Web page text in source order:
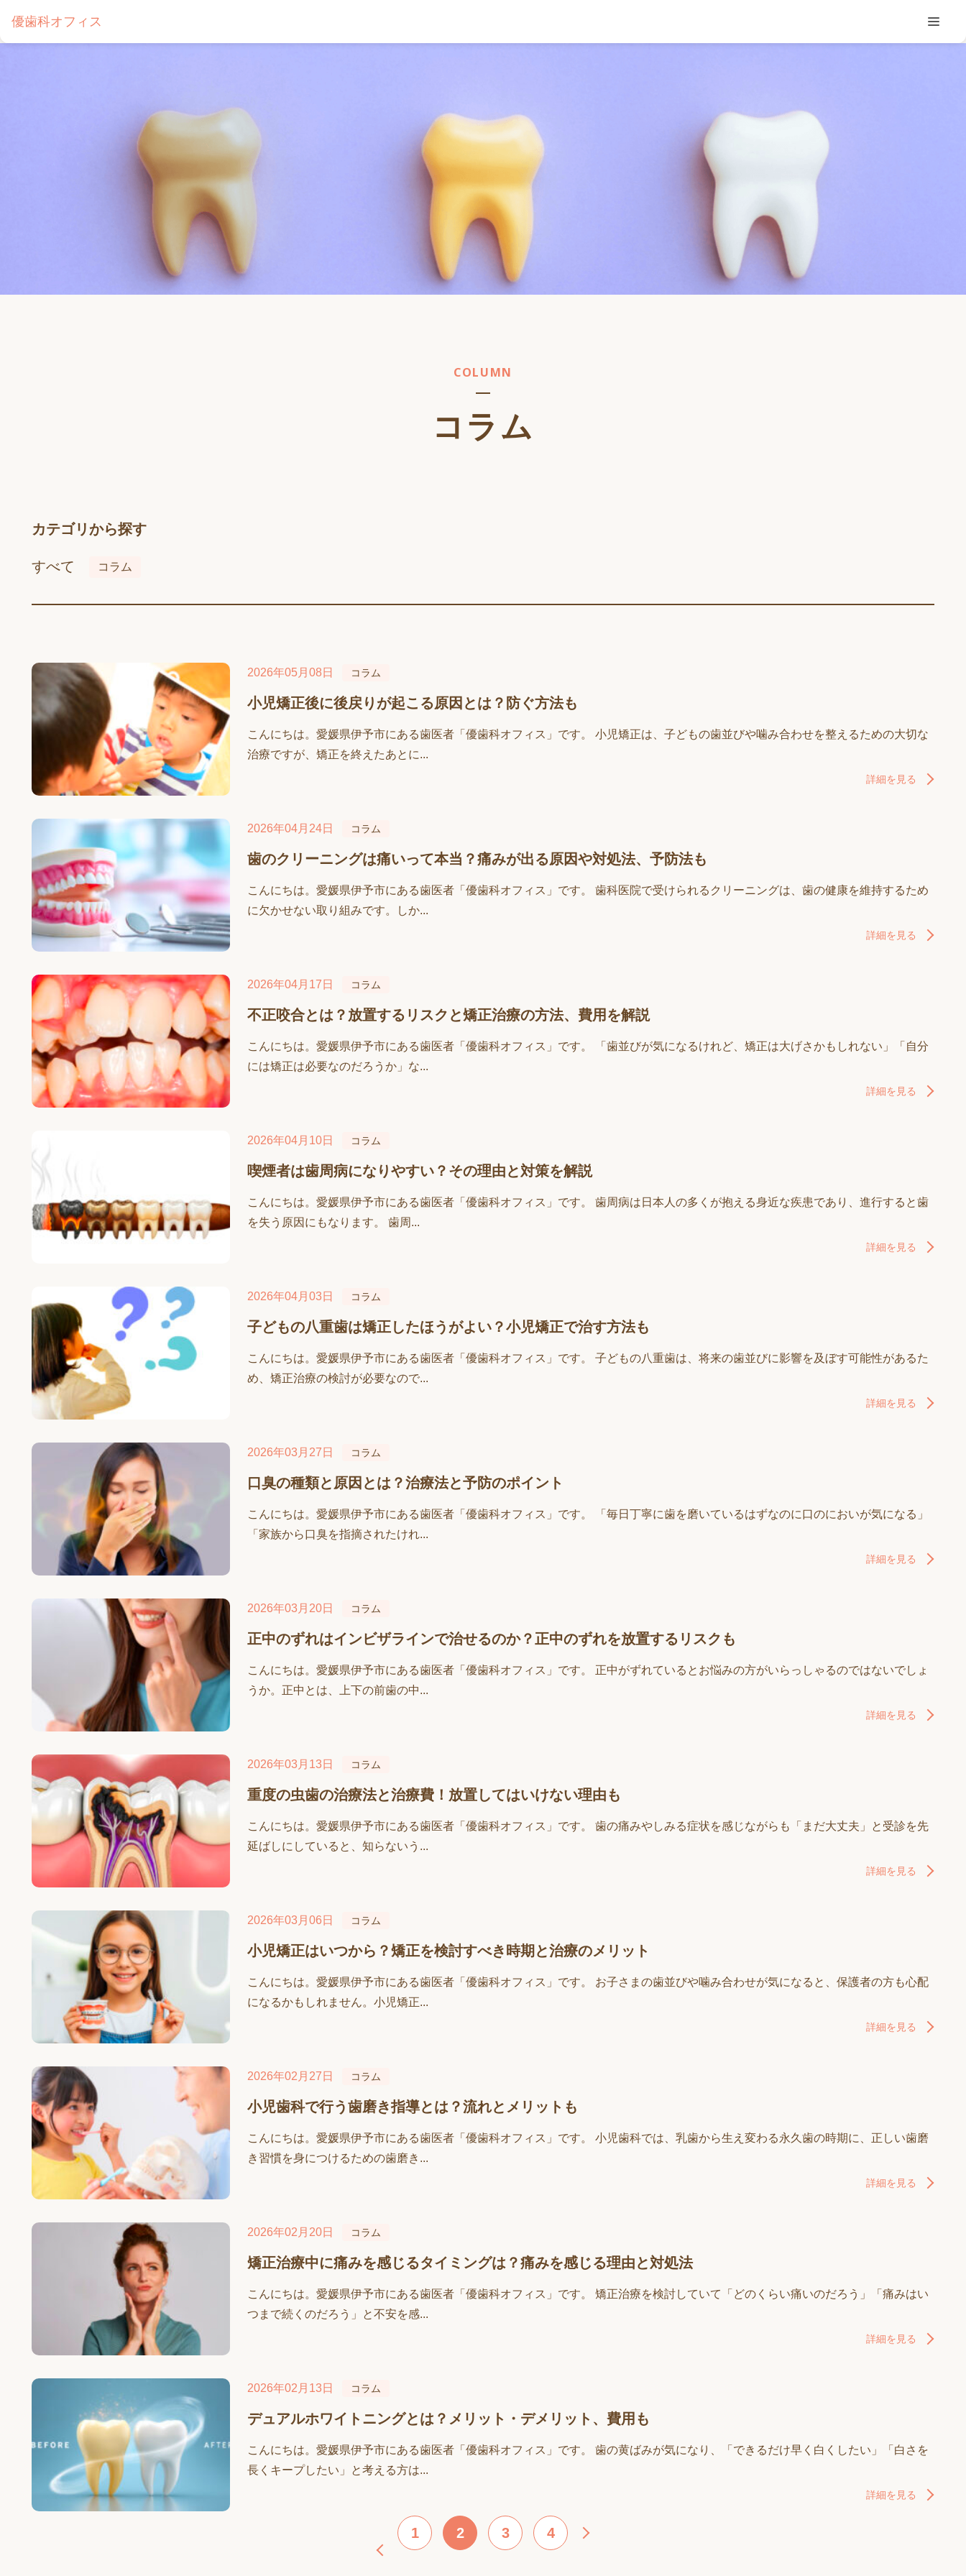
優歯科オフィス
COLUMN
コラム
カテゴリから探す
すべて コラム
2026年05月08日 コラム
小児矯正後に後戻りが起こる原因とは？防ぐ方法も
こんにちは。愛媛県伊予市にある歯医者「優歯科オフィス」です。 小児矯正は、子どもの歯並びや噛み合わせを整えるための大切な
治療ですが、矯正を終えたあとに...
詳細を見る
2026年04月24日 コラム
歯のクリーニングは痛いって本当？痛みが出る原因や対処法、予防法も
こんにちは。愛媛県伊予市にある歯医者「優歯科オフィス」です。 歯科医院で受けられるクリーニングは、歯の健康を維持するため
に欠かせない取り組みです。しか...
詳細を見る
2026年04月17日 コラム
不正咬合とは？放置するリスクと矯正治療の方法、費用を解説
こんにちは。愛媛県伊予市にある歯医者「優歯科オフィス」です。 「歯並びが気になるけれど、矯正は大げさかもしれない」「自分
には矯正は必要なのだろうか」な...
詳細を見る
2026年04月10日 コラム
喫煙者は歯周病になりやすい？その理由と対策を解説
こんにちは。愛媛県伊予市にある歯医者「優歯科オフィス」です。 歯周病は日本人の多くが抱える身近な疾患であり、進行すると歯
を失う原因にもなります。 歯周...
詳細を見る
2026年04月03日 コラム
子どもの八重歯は矯正したほうがよい？小児矯正で治す方法も
こんにちは。愛媛県伊予市にある歯医者「優歯科オフィス」です。 子どもの八重歯は、将来の歯並びに影響を及ぼす可能性があるた
め、矯正治療の検討が必要なので...
詳細を見る
2026年03月27日 コラム
口臭の種類と原因とは？治療法と予防のポイント
こんにちは。愛媛県伊予市にある歯医者「優歯科オフィス」です。 「毎日丁寧に歯を磨いているはずなのに口のにおいが気になる」
「家族から口臭を指摘されたけれ...
詳細を見る
2026年03月20日 コラム
正中のずれはインビザラインで治せるのか？正中のずれを放置するリスクも
こんにちは。愛媛県伊予市にある歯医者「優歯科オフィス」です。 正中がずれているとお悩みの方がいらっしゃるのではないでしょ
うか。正中とは、上下の前歯の中...
詳細を見る
2026年03月13日 コラム
重度の虫歯の治療法と治療費！放置してはいけない理由も
こんにちは。愛媛県伊予市にある歯医者「優歯科オフィス」です。 歯の痛みやしみる症状を感じながらも「まだ大丈夫」と受診を先
延ばしにしていると、知らないう...
詳細を見る
2026年03月06日 コラム
小児矯正はいつから？矯正を検討すべき時期と治療のメリット
こんにちは。愛媛県伊予市にある歯医者「優歯科オフィス」です。 お子さまの歯並びや噛み合わせが気になると、保護者の方も心配
になるかもしれません。小児矯正...
詳細を見る
2026年02月27日 コラム
小児歯科で行う歯磨き指導とは？流れとメリットも
こんにちは。愛媛県伊予市にある歯医者「優歯科オフィス」です。 小児歯科では、乳歯から生え変わる永久歯の時期に、正しい歯磨
き習慣を身につけるための歯磨き...
詳細を見る
2026年02月20日 コラム
矯正治療中に痛みを感じるタイミングは？痛みを感じる理由と対処法
こんにちは。愛媛県伊予市にある歯医者「優歯科オフィス」です。 矯正治療を検討していて「どのくらい痛いのだろう」「痛みはい
つまで続くのだろう」と不安を感...
詳細を見る
2026年02月13日 コラム
デュアルホワイトニングとは？メリット・デメリット、費用も
こんにちは。愛媛県伊予市にある歯医者「優歯科オフィス」です。 歯の黄ばみが気になり、「できるだけ早く白くしたい」「白さを
長くキープしたい」と考える方は...
詳細を見る
1 2 3 4